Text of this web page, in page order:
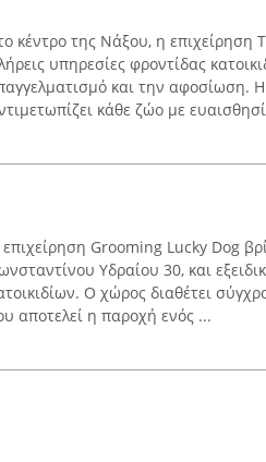
κέντρο της Νάξου, η
υπηρεσίες φροντίδας
και την αφοσίωση.
κάθε ζώο με
Grooming Lucky Dog
Υδραίου 30, και
Ο χώρος διαθέτει
αποτελεί η παροχή ενός ...